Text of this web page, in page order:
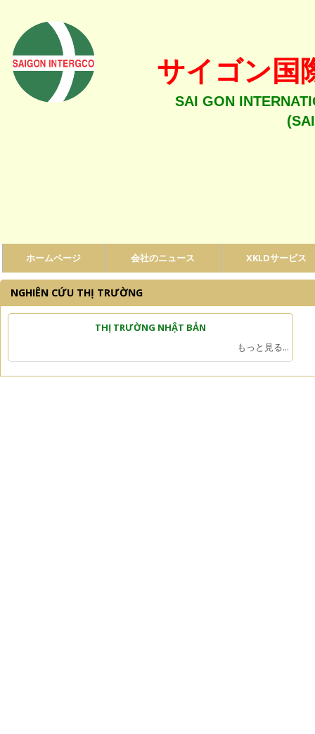
サイゴン国
SAI GON
ホームページ 会社のニュース XKLDサービス
NGHIÊN CỨU THỊ TRƯỜNG
THỊ TRƯỜNG NHẬT BẢN
もっと見る...